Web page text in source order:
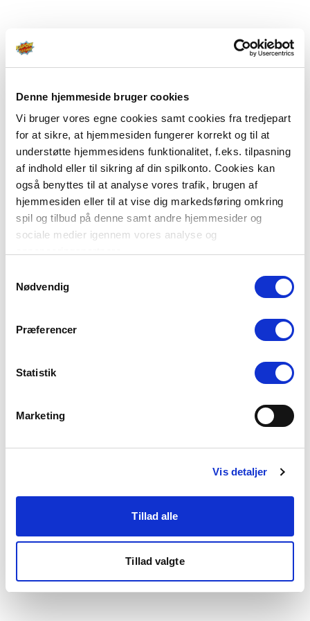
Denne hjemmeside bruger cookies
Vi bruger vores egne cookies samt cookies fra tredjepart
for at sikre, at hjemmesiden fungerer korrekt og til at
understøtte hjemmesidens funktionalitet, f.eks. tilpasning
af indhold eller til sikring af din spilkonto. Cookies kan
også benyttes til at analyse vores trafik, brugen af
hjemmesiden eller til at vise dig markedsføring omkring
spil og tilbud på denne samt andre hjemmesider og
sociale medier igennem vores analyse og
Du kan læse mere om vores brug af cookies under
"Detaljer" eller ved at klikke videre til vores Cookiepolitik,
Nødvendig
Præferencer
Statistik
Marketing
Vis detaljer
Tillad alle
Tillad valgte